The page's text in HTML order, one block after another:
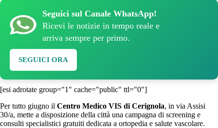
Seguici sul Canale WhatsApp!
Ricevi le notizie in tempo reale e
arriva sempre per primo.
SEGUICI ORA
[esi adrotate group="1" cache="public" ttl="0"]
Per tutto giugno il Centro Medico VIS di Cerignola, in via Assisi
30/a, mette a disposizione della città una campagna di screening e
consulti specialistici gratuiti dedicata a ortopedia e salute vascolare.